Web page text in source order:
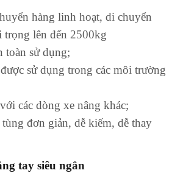
hàng linh hoạt, di chuyển
trọng lên đến 2500kg
toàn sử dụng;
sử dụng trong các môi trường
các dòng xe nâng khác;
đơn giản, dễ kiếm, dễ thay
tay siêu ngắn